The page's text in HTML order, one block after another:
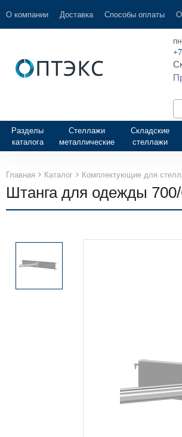
О компании Доставка Способы оплаты
Разделы
каталога
Стеллажи
металлические
Складские
стеллажи
Главная Каталог Комплектующие для
Штанга для одежды